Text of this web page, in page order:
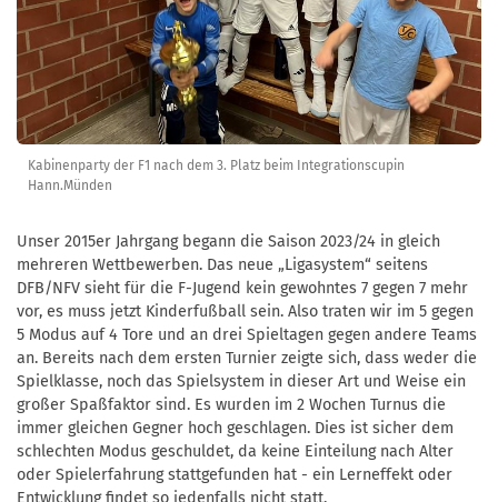
Kabinenparty der F1 nach dem 3. Platz beim Integrationscupin
Hann.Münden
Unser 2015er Jahrgang begann die Saison 2023/24 in gleich
mehreren Wettbewerben. Das neue „Ligasystem“ seitens
DFB/NFV sieht für die F-Jugend kein gewohntes 7 gegen 7 mehr
vor, es muss jetzt Kinderfußball sein. Also traten wir im 5 gegen
5 Modus auf 4 Tore und an drei Spieltagen gegen andere Teams
an. Bereits nach dem ersten Turnier zeigte sich, dass weder die
Spielklasse, noch das Spielsystem in dieser Art und Weise ein
großer Spaßfaktor sind. Es wurden im 2 Wochen Turnus die
immer gleichen Gegner hoch geschlagen. Dies ist sicher dem
schlechten Modus geschuldet, da keine Einteilung nach Alter
oder Spielerfahrung stattgefunden hat - ein Lerneffekt oder